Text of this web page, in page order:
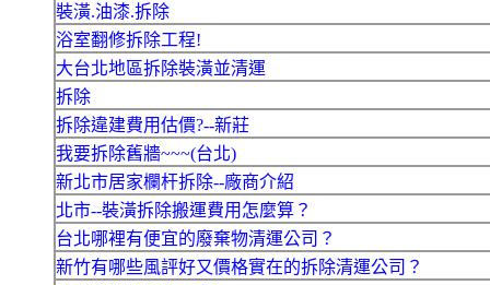
裝潢.油漆.拆除
浴室翻修拆除工程!
大台北地區拆除裝潢並清運
拆除
拆除違建費用估價?--新莊
我要拆除舊牆~~~(台北)
新北市居家欄杆拆除--廠商介紹
北市--裝潢拆除搬運費用怎麼算？
台北哪裡有便宜的廢棄物清運公司？
新竹有哪些風評好又價格實在的拆除清運公司？